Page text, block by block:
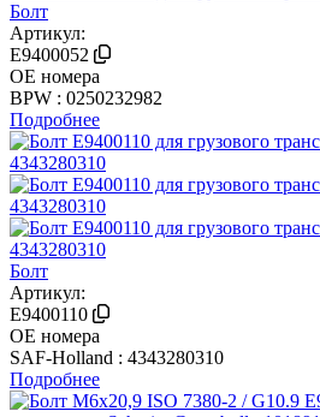
Болт
Артикул:
E9400052
OE номера
BPW : 0250232982
Подробнее
Болт
Артикул:
E9400110
OE номера
SAF-Holland : 4343280310
Подробнее